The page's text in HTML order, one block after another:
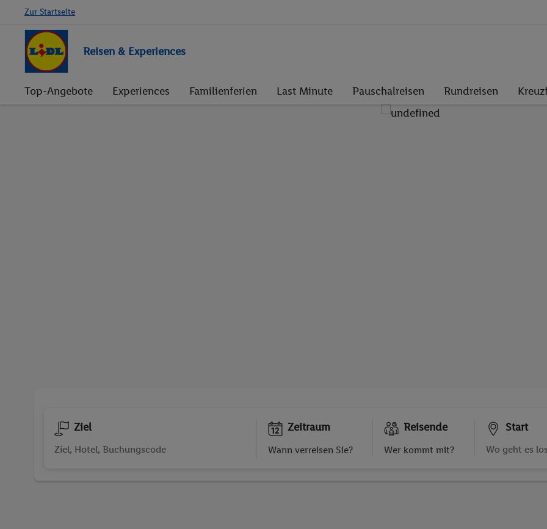
Zur Startseite
Reisen & Experiences
Top-Angebote Experiences Familienferien Last Minute Pauschalreisen Rundreisen
Ziel Zeitraum
Wann verreisen Sie?
Reisende
Wer kommt mit?
Start